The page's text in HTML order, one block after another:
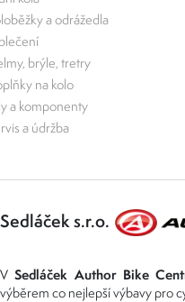
a odrážedla
brýle, tretry
na kolo
a komponenty
a údržba
Sedláček s.r.o.
VSedláček Author Bike
výběrem co nejlepší výbavy pro